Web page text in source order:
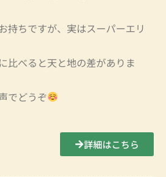
持ちですが、実はスーパーエリ
比べると天と地の差がありま
でどうぞ
詳細はこちら